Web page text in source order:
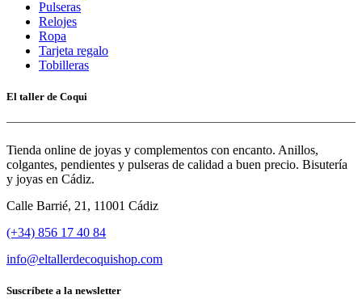
Pulseras
Relojes
Ropa
Tarjeta regalo
Tobilleras
El taller de Coqui
Tienda online de joyas y complementos con encanto. Anillos,
colgantes, pendientes y pulseras de calidad a buen precio. Bisutería
y joyas en Cádiz.
Calle Barrié, 21, 11001 Cádiz
(+34) 856 17 40 84
info@eltallerdecoquishop.com
Suscríbete a la newsletter